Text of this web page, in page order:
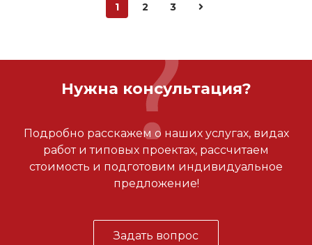
1 2 3
Нужна консультация?
Подробно расскажем о наших услугах, видах
работ и типовых проектах, рассчитаем
стоимость и подготовим индивидуальное
предложение!
Задать вопрос